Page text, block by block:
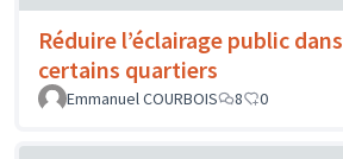
Réduire l’éclairage public dans
certains quartiers
Emmanuel COURBOIS
8 0